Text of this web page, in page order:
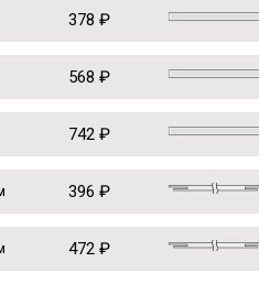
378 ₽
568 ₽
742 ₽
396 ₽
472 ₽